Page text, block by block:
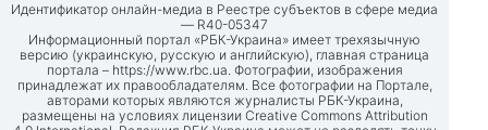
Идентификатор онлайн-медиа в Реестре субъектов в сфере медиа
— R40-05347
Информационный портал «РБК-Украина» имеет трехязычную
версию (украинскую, русскую и английскую), главная страница
портала – https://www.rbc.ua. Фотографии, изображения
принадлежат их правообладателям. Все фотографии на Портале,
авторами которых являются журналисты РБК-Украина,
размещены на условиях лицензии Creative Commons Attribution